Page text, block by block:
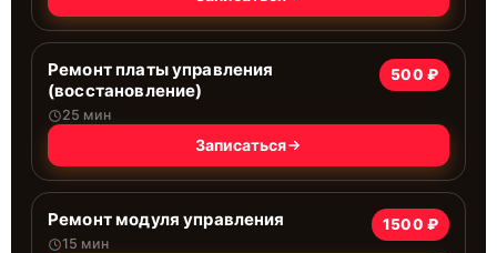
Ремонт платы управления
(восстановление)
25 мин
500 ₽
Записаться
Ремонт модуля управления
15 мин
1500 ₽